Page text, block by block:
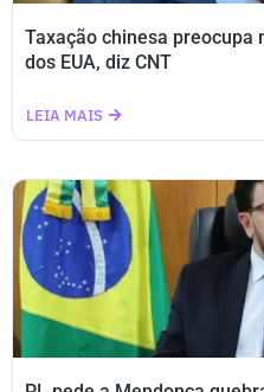
Taxação chinesa
dos EUA, diz CNT
LEIA MAIS